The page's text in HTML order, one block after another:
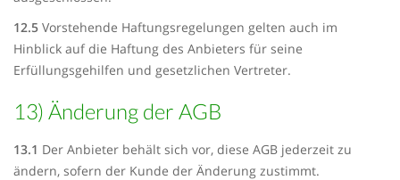
12.5 Vorstehende Haftungsregelungen gelten auch im
Hinblick auf die Haftung des Anbieters für seine
Erfüllungsgehilfen und gesetzlichen Vertreter.
13) Änderung der AGB
13.1 Der Anbieter behält sich vor, diese AGB jederzeit zu
ändern, sofern der Kunde der Änderung zustimmt.